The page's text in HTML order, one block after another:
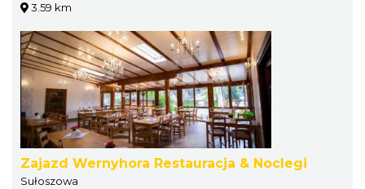
3.59 km
Zajazd Wernyhora Restauracja & Noclegi
Sułoszowa